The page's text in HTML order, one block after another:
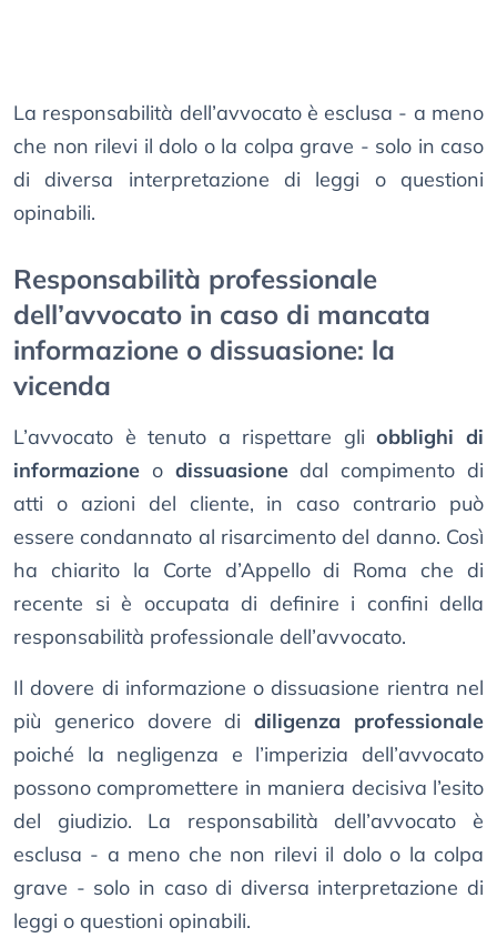
La responsabilità dell’avvocato è esclusa - a meno
che non rilevi il dolo o la colpa grave - solo in caso
di diversa interpretazione di leggi o questioni
opinabili.
Responsabilità professionale
dell’avvocato in caso di mancata
informazione o dissuasione: la
vicenda
L’avvocato è tenuto a rispettare gliobblighi di
informazione o dissuasionedal compimento di
atti o azioni del cliente, in caso contrario può
essere condannato al risarcimento del danno. Così
ha chiarito la Corte d’Appello di Roma che di
recente si è occupata di definire i confini della
responsabilità professionale dell’avvocato.
Il dovere di informazione o dissuasione rientra nel
più generico dovere didiligenza professionale
poiché la negligenza e l’imperizia dell’avvocato
possono compromettere in maniera decisiva l’esito
del giudizio. La responsabilità dell’avvocato è
esclusa - a meno che non rilevi il dolo o la colpa
grave - solo in caso di diversa interpretazione di
leggi o questioni opinabili.